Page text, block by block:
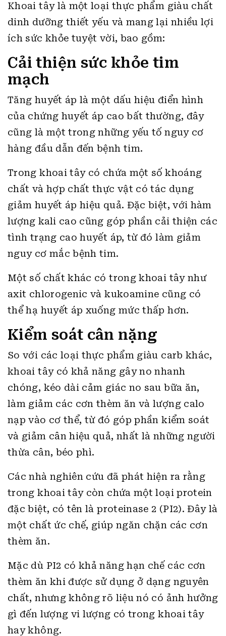
Khoai tây là một loại thực phẩm giàu chất
dinh dưỡng thiết yếu và mang lại nhiều lợi
ích sức khỏe tuyệt vời, bao gồm:
Cải thiện sức khỏe tim
mạch
Tăng huyết áp là một dấu hiệu điển hình
của chứng huyết áp cao bất thường, đây
cũng là một trong những yếu tố nguy cơ
hàng đầu dẫn đến bệnh tim.
Trong khoai tây có chứa một số khoáng
chất và hợp chất thực vật có tác dụng
giảm huyết áp hiệu quả. Đặc biệt, với hàm
lượng kali cao cũng góp phần cải thiện các
tình trạng cao huyết áp, từ đó làm giảm
nguy cơ mắc bệnh tim.
Một số chất khác có trong khoai tây như
axit chlorogenic và kukoamine cũng có
thể hạ huyết áp xuống mức thấp hơn.
Kiểm soát cân nặng
So với các loại thực phẩm giàu carb khác,
khoai tây có khả năng gây no nhanh
chóng, kéo dài cảm giác no sau bữa ăn,
làm giảm các cơn thèm ăn và lượng calo
nạp vào cơ thể, từ đó góp phần kiểm soát
và giảm cân hiệu quả, nhất là những người
thừa cân, béo phì.
Các nhà nghiên cứu đã phát hiện ra rằng
trong khoai tây còn chứa một loại protein
đặc biệt, có tên là proteinase 2 (PI2). Đây là
một chất ức chế, giúp ngăn chặn các cơn
thèm ăn.
Mặc dù PI2 có khả năng hạn chế các cơn
thèm ăn khi được sử dụng ở dạng nguyên
chất, nhưng không rõ liệu nó có ảnh hưởng
gì đến lượng vi lượng có trong khoai tây
hay không.